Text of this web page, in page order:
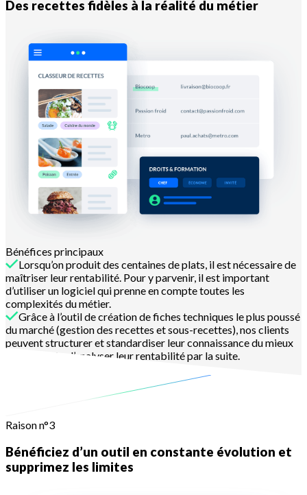
Des recettes fidèles à la réalité du métier
Bénéfices principaux
Lorsqu’on produit des centaines de plats, il est nécessaire de
maîtriser leur rentabilité. Pour y parvenir, il est important
d’utiliser un logiciel qui prenne en compte toutes les
complexités du métier.
Grâce à l’outil de création de fiches techniques le plus poussé
du marché (gestion des recettes et sous-recettes), nos clients
peuvent structurer et standardiser leur connaissance du mieux
possible afin d’analyser leur rentabilité par la suite.
Raison n°3
Bénéficiez d’un outil en constante évolution et
supprimez les limites